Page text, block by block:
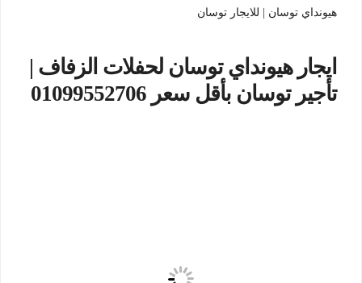
هيونداي توسان | للايجار توسان
ايجار هيونداي توسان لحفلات الزفاف |
تأجير توسان بأقل سعر 01099552706